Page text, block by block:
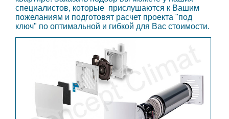
специалистов, которые прислушаются к Вашим
пожеланиям и подготовят расчет проекта "под
ключ" по оптимальной и гибкой для Вас стоимости.